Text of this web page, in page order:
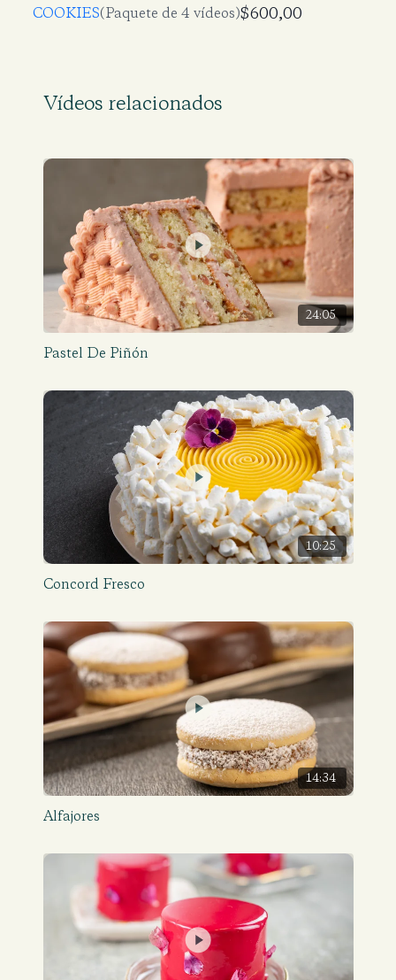
COOKIES(Paquete de 4 vídeos)$600,00
Vídeos relacionados
24:05
Pastel De Piñón
10:25
Concord Fresco
14:34
Alfajores